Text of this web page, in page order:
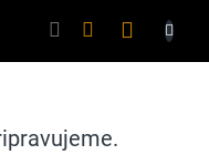
Nákupný